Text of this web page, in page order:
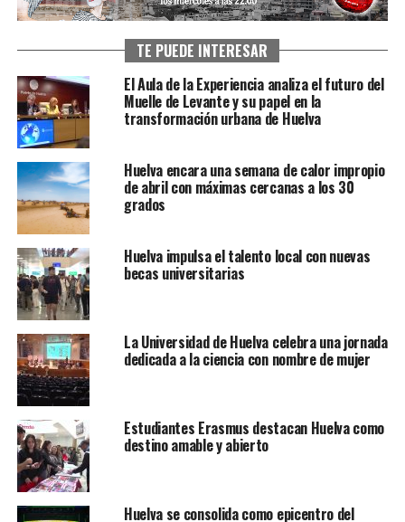
TE PUEDE INTERESAR
El Aula de la Experiencia analiza el futuro del
Muelle de Levante y su papel en la
transformación urbana de Huelva
Huelva encara una semana de calor impropio
de abril con máximas cercanas a los 30
grados
Huelva impulsa el talento local con nuevas
becas universitarias
La Universidad de Huelva celebra una jornada
dedicada a la ciencia con nombre de mujer
Estudiantes Erasmus destacan Huelva como
destino amable y abierto
Huelva se consolida como epicentro del